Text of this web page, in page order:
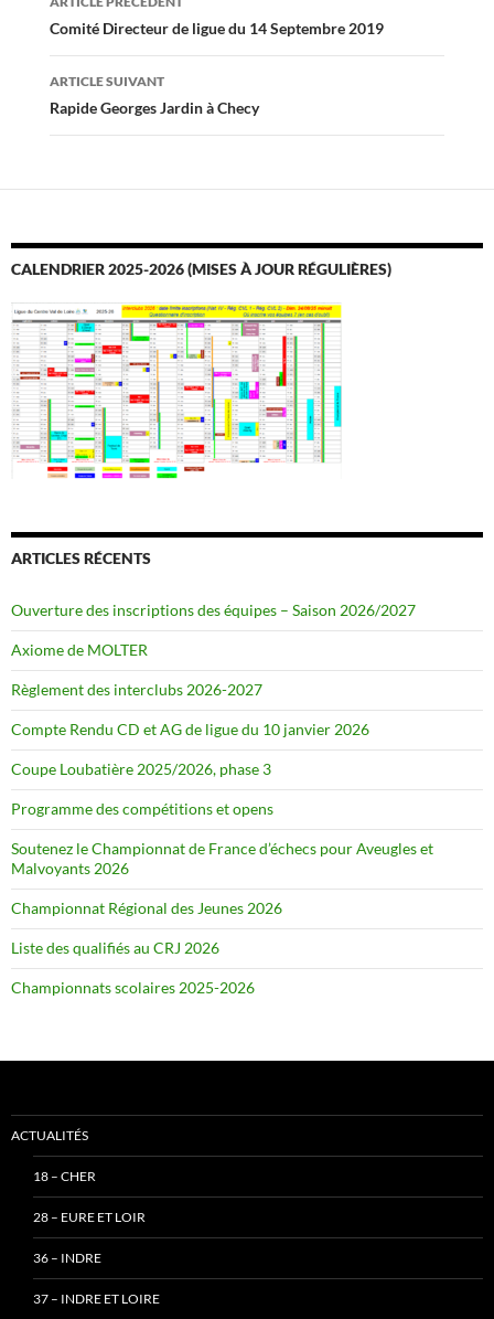
des
articles
Comité Directeur de ligue du 14 Septembre 2019
ARTICLE SUIVANT
Rapide Georges Jardin à Checy
CALENDRIER 2025-2026 (MISES À JOUR RÉGULIÈRES)
ARTICLES RÉCENTS
Ouverture des inscriptions des équipes – Saison 2026/2027
Axiome de MOLTER
Règlement des interclubs 2026-2027
Compte Rendu CD et AG de ligue du 10 janvier 2026
Coupe Loubatière 2025/2026, phase 3
Programme des compétitions et opens
Soutenez le Championnat de France d’échecs pour Aveugles et
Malvoyants 2026
Championnat Régional des Jeunes 2026
Liste des qualifiés au CRJ 2026
Championnats scolaires 2025-2026
ACTUALITÉS
18 – CHER
28 – EURE ET LOIR
36 – INDRE
37 – INDRE ET LOIRE